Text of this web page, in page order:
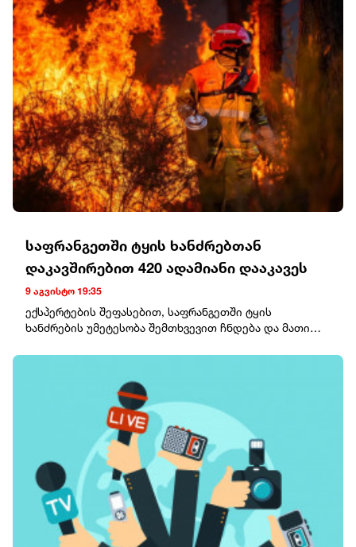
საფრანგეთში ტყის ხანძრებთან
დაკავშირებით 420 ადამიანი დააკავეს
9 აგვისტო 19:35
ექსპერტების შეფასებით, საფრანგეთში ტყის
ხანძრების უმეტესობა შემთხვევით ჩნდება და მათი
გამომწვევ მიზეზებს შორის სახელდება სამშენებლო
გაუმართავი ელექტრომოწყობილობები, სიგარეტის
ნამწვი და ტყეში დანთებული კოცონი.მედიის
ინფორმაციით, საფრანგეთში ბოლო დღეებში
ხანძრებთან დაკავშირებით ვითარება დასტაბილურდა
და ტურისტებს უკვე რეგიონში დაბრუნებისკენ
მოუწოდებენ.